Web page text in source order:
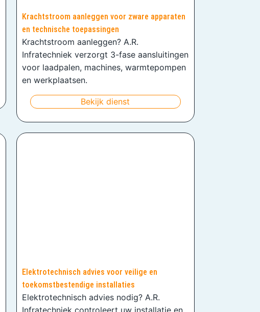
Krachtstroom aanleggen voor zware apparaten
en technische toepassingen
Krachtstroom aanleggen? A.R.
Infratechniek verzorgt 3-fase aansluitingen
voor laadpalen, machines, warmtepompen
en werkplaatsen.
Bekijk dienst
Elektrotechnisch advies voor veilige en
toekomstbestendige installaties
Elektrotechnisch advies nodig? A.R.